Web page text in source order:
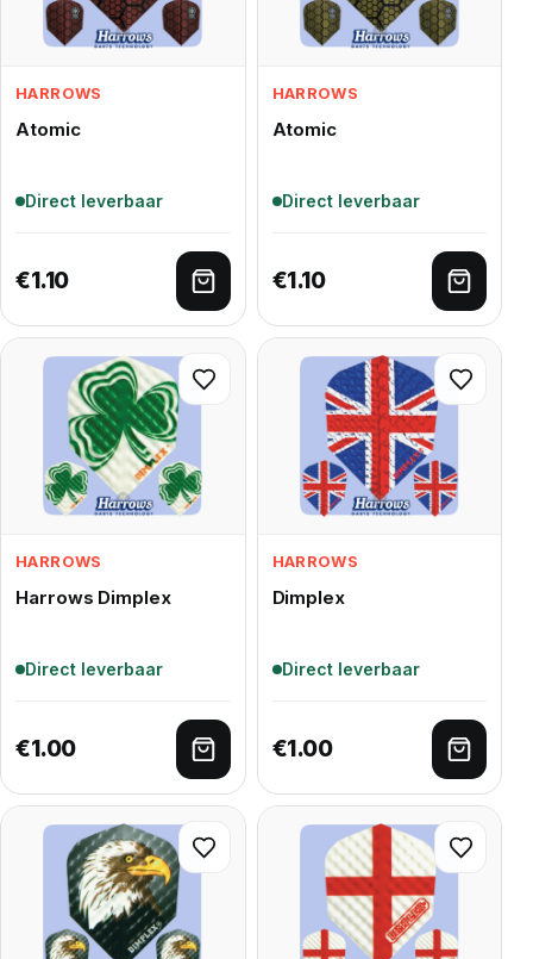
HARROWS
Atomic
Direct leverbaar
€1.10
Toevoegen aan winkelwagen
HARROWS
Atomic
Direct leverbaar
€1.10
HARROWS
Harrows Dimplex
Direct leverbaar
€1.00
Toevoegen aan winkelwagen
HARROWS
Dimplex
Direct leverbaar
€1.00